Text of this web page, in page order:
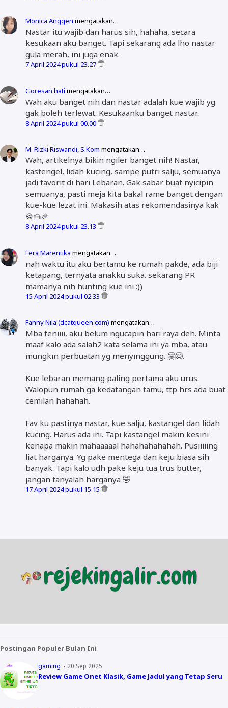
Monica Anggen mengatakan…
Nastar itu wajib dan harus sih, hahaha, secara
kesukaan aku banget. Tapi sekarang ada lho nastar
gula merah, ini juga enak.
7 April 2024 pukul 23.27
Goresan hati mengatakan…
Wah aku banget nih dan nastar adalah kue wajib yg
gak boleh terlewat. Kesukaanku banget nastar.
8 April 2024 pukul 00.00
M. Rizki Riswandi, S.Kom mengatakan…
Wah, artikelnya bikin ngiler banget nih! Nastar,
kastengel, lidah kucing, sampe putri salju, semuanya
jadi favorit di hari Lebaran. Gak sabar buat nyicipin
semuanya, pasti meja kita bakal rame banget dengan
kue-kue lezat ini. Makasih atas rekomendasinya kak
🍪🍰🎉
8 April 2024 pukul 23.13
Fera Marentika mengatakan…
nah waktu itu aku bertamu ke rumah pakde, ada biji
ketapang, ternyata anakku suka. sekarang PR
mamanya nih hunting kue ini :))
15 April 2024 pukul 02.33
Fanny Nila (dcatqueen.com) mengatakan…
Mba feniiii, aku belum ngucapin hari raya deh. Minta
maaf kalo ada salah2 kata selama ini ya mba, atau
mungkin perbuatan yg menyinggung. 🤗😊.
Kue lebaran memang paling pertama aku urus.
Walopun rumah ga kedatangan tamu, ttp hrs ada buat
cemilan hahahah.
Fav ku pastinya nastar, kue salju, kastangel dan lidah
kucing. Harus ada ini. Tapi kastangel makin kesini
kenapa makin mahaaaaal hahahahahahah. Pusiiiiing
liat harganya. Yg pake mentega dan keju biasa sih
banyak. Tapi kalo udh pake keju tua trus butter,
jangan tanyalah harganya 🤣
17 April 2024 pukul 15.15
Postingan Populer Bulan Ini
gaming 20 Sep 2025
Review Game Onet Klasik, Game Jadul yang Tetap Seru